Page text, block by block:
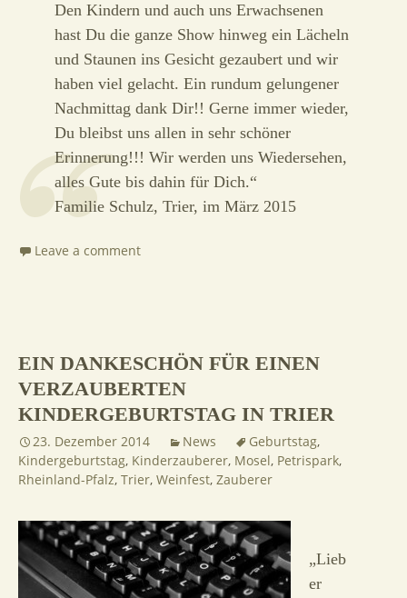
Den Kindern und auch uns Erwachsenen
hast Du die ganze Show hinweg ein Lächeln
und Staunen ins Gesicht gezaubert und wir
haben viel gelacht. Ein rundum gelungener
Nachmittag dank Dir!! Gerne immer wieder,
Du bleibst uns allen in sehr schöner
Erinnerung!!! Wir werden uns Wiedersehen,
alles Gute bis dahin für Dich.“
Familie Schulz, Trier, im März 2015
Leave a comment
EIN DANKESCHÖN FÜR EINEN
VERZAUBERTEN
KINDERGEBURTSTAG IN TRIER
23. Dezember 2014 News Geburtstag,
Kindergeburtstag, Kinderzauberer, Mosel, Petrispark,
Rheinland-Pfalz, Trier, Weinfest, Zauberer
„Lieb
er